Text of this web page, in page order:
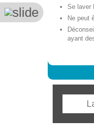
Se laver
Ne peut
ayant